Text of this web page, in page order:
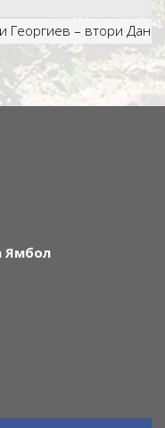
Георгиев – втори Дан
Ямбол